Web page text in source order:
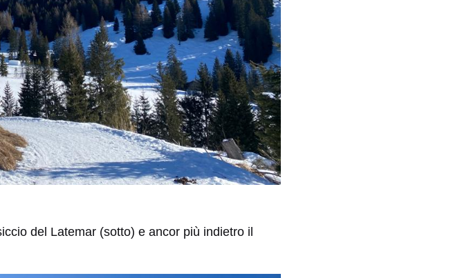
del Latemar (sotto) e ancor più indietro il